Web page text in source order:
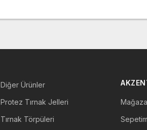
Diğer Ürünler
Protez Tırnak Jelleri
Tırnak Törpüleri
Mağaza
Sepetim